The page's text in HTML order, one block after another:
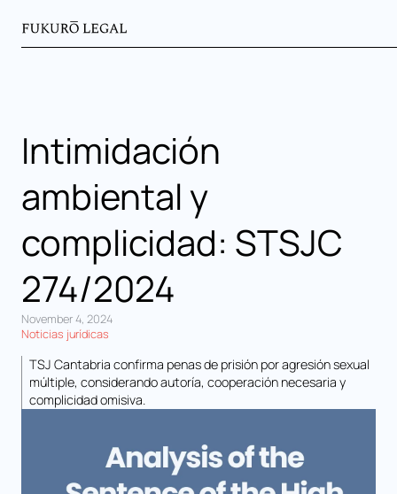
Intimidación
ambiental y
complicidad: STSJC
274/2024
November 4, 2024
Noticias jurídicas
TSJ Cantabria confirma penas de prisión por agresión sexual
múltiple, considerando autoría, cooperación necesaria y
complicidad omisiva.